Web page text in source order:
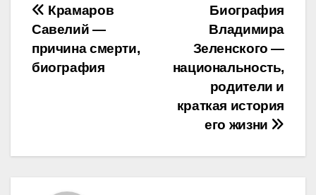
Навигация
по
записям
Биография
Владимира
Зеленского —
национальность,
родители и
краткая история
его жизни
Крамаров
Савелий —
причина смерти,
биография